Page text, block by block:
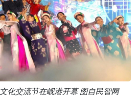
化交流节在岘港开幕 图自民智网